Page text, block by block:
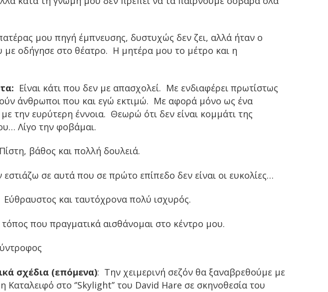
μου πηγή έμπνευσης, δυστυχώς δεν ζει, αλλά ήταν ο
οδήγησε στο θέατρο. Η μητέρα μου το μέτρο και η
Είναι κάτι που δεν με απασχολεί. Με ενδιαφέρει πρωτίστως
άνθρωποι που και εγώ εκτιμώ. Με αφορά μόνο ως ένα
την ευρύτερη έννοια. Θεωρώ ότι δεν είναι κομμάτι της
Λίγο την φοβάμαι.
Πίστη, βάθος και πολλή δουλειά.
εστιάζω σε αυτά που σε πρώτο επίπεδο δεν είναι οι ευκολίες…
Εύθραυστος και ταυτόχρονα πολύ ισχυρός.
που πραγματικά αισθάνομαι στο κέντρο μου.
σχέδια (επόμενα): Την χειμερινή σεζόν θα ξαναβρεθούμε με
Καταλειφό στο ‘’Skylight’’ του David Hare σε σκηνοθεσία του